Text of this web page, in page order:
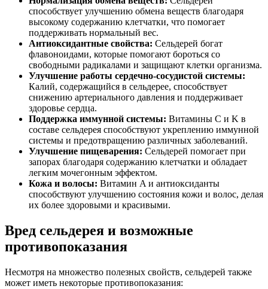
способствует улучшению обмена веществ благодаря
высокому содержанию клетчатки, что помогает
поддерживать нормальный вес.
Антиоксидантные свойства: Сельдерей богат
флавоноидами, которые помогают бороться со
свободными радикалами и защищают клетки организма.
Улучшение работы сердечно-сосудистой системы:
Калий, содержащийся в сельдерее, способствует
снижению артериального давления и поддерживает
здоровье сердца.
Поддержка иммунной системы: Витамины C и K в
составе сельдерея способствуют укреплению иммунной
системы и предотвращению различных заболеваний.
Улучшение пищеварения: Сельдерей помогает при
запорах благодаря содержанию клетчатки и обладает
легким мочегонным эффектом.
Кожа и волосы: Витамин A и антиоксиданты
способствуют улучшению состояния кожи и волос, делая
их более здоровыми и красивыми.
Вред сельдерея и возможные
противопоказания
Несмотря на множество полезных свойств, сельдерей также
может иметь некоторые противопоказания: